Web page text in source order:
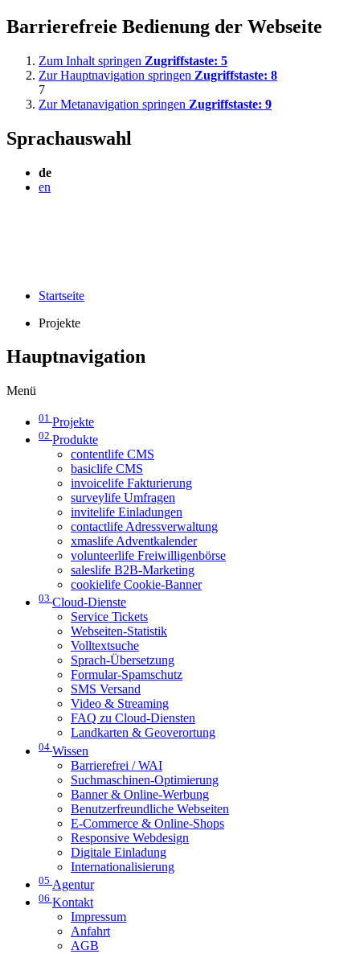
Barrierefreie Bedienung der Webseite
Zum Inhalt springen Zugriffstaste: 5
Zur Hauptnavigation springen Zugriffstaste: 8
7
Zur Metanavigation springen Zugriffstaste: 9
Sprachauswahl
de
en
Startseite
Projekte
Hauptnavigation
Menü
01 Projekte
02 Produkte
contentlife CMS
basiclife CMS
invoicelife Fakturierung
surveylife Umfragen
invitelife Einladungen
contactlife Adressverwaltung
xmaslife Adventkalender
volunteerlife Freiwilligenbörse
saleslife B2B-Marketing
cookielife Cookie-Banner
03 Cloud-Dienste
Service Tickets
Webseiten-Statistik
Volltextsuche
Sprach-Übersetzung
Formular-Spamschutz
SMS Versand
Video & Streaming
FAQ zu Cloud-Diensten
Landkarten & Geoverortung
04 Wissen
Barrierefrei / WAI
Suchmaschinen-Optimierung
Banner & Online-Werbung
Benutzerfreundliche Webseiten
E-Commerce & Online-Shops
Responsive Webdesign
Digitale Einladung
Internationalisierung
05 Agentur
06 Kontakt
Impressum
Anfahrt
AGB